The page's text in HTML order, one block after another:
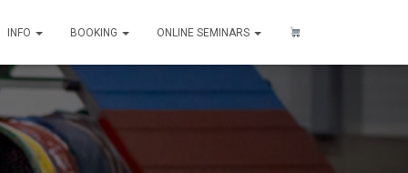
INFO BOOKING ONLINE SEMINARS